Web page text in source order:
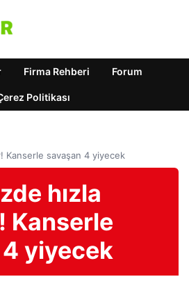
Firma Rehberi Forum
Politikası
Kanserle savaşan 4 yiyecek
hızla
Kanserle
yiyecek